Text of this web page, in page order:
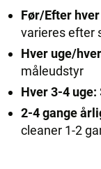
Før/Efter
varieres efter
Hver uge/
måleudstyr
Hver 3-4 uge:
2-4 gange
cleaner 1-2